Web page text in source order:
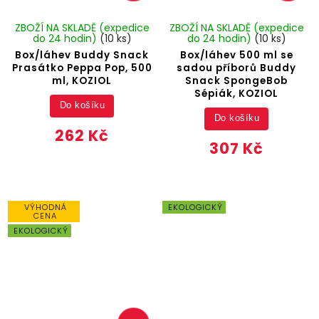
Box/láhev Buddy Snack
Prasátko Peppa Pop, 500
ml, KOZIOL
ZBOŽÍ NA SKLADĚ (expedice
do 24 hodin) (10 ks)
262 Kč
Do košíku
Box/láhev 500 ml se
sadou příborů Buddy
Snack SpongeBob
Sépiák, KOZIOL
ZBOŽÍ NA SKLADĚ (expedice
do 24 hodin) (10 ks)
307 Kč
Do košíku
VÝHODNÁ
CENA
EKOLOGICKÝ
EKOLOGICKÝ